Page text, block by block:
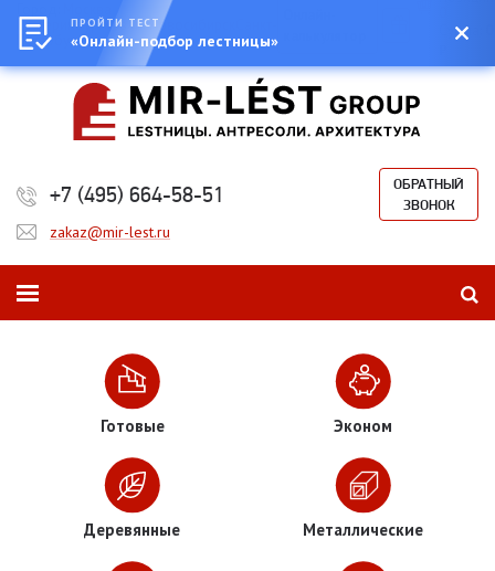
ЕкатеринбургКазаньНовосибирск
Петербург
Сумма:
+7 (495) 664-58-51
ОБРАТНЫЙ
ЗВОНОК
zakaz@mir-lest.ru
Готовые Эконом
Деревянные Металлические
ПРОЙТИ ТЕСТ
«Онлайн-подбор лестницы»